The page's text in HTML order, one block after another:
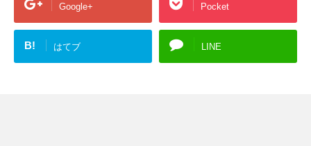
Google+ Pocket
B! はてブ LINE